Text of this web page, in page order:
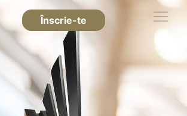
Înscrie-te